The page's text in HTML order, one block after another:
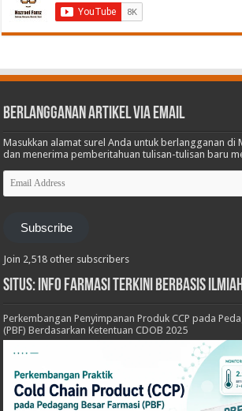
Berlangganan Artikel via Email
Masukkan alamat surel Anda untuk berlangganan di
dan menerima pemberitahuan tulisan-tulisan baru
Email
Address
Subscribe
Join 2,518 other subscribers
Situs: Info Farmasi Terkini Berbasis
Perkembangan Penyimpanan Produk CCP pada
(PBF) Berdasarkan Ketentuan CDOB 2025